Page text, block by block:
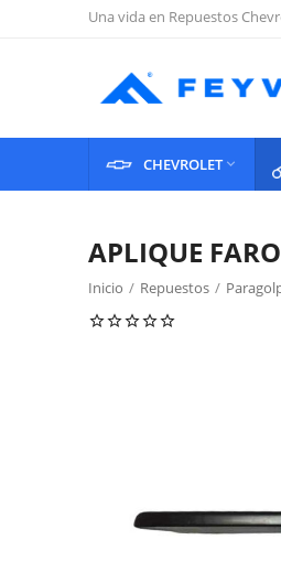
Una vida en Repuestos
CHEVROLET
APLIQUE
Inicio / Repuestos /